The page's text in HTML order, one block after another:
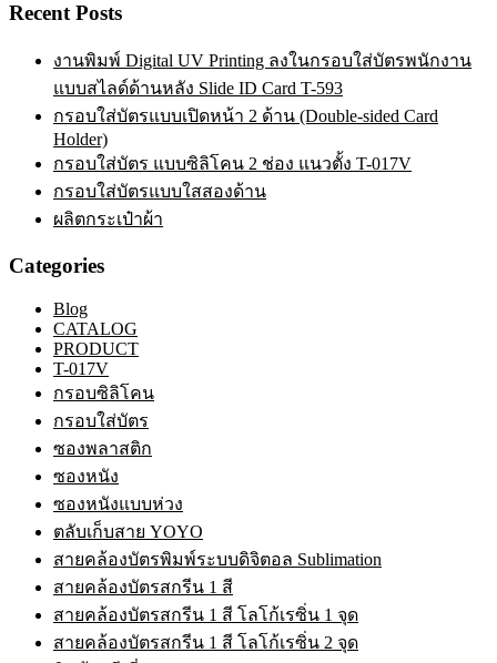
Recent Posts
งานพิมพ์ Digital UV Printing ลงในกรอบใส่บัตรพนักงาน
แบบสไลด์ด้านหลัง Slide ID Card T-593
กรอบใส่บัตรแบบเปิดหน้า 2 ด้าน (Double-sided Card
Holder)
กรอบใส่บัตร แบบซิลิโคน 2 ช่อง แนวตั้ง T-017V
กรอบใส่บัตรแบบใสสองด้าน
ผลิตกระเป๋าผ้า
Categories
Blog
CATALOG
PRODUCT
T-017V
กรอบซิลิโคน
กรอบใส่บัตร
ซองพลาสติก
ซองหนัง
ซองหนังแบบห่วง
ตลับเก็บสาย YOYO
สายคล้องบัตรพิมพ์ระบบดิจิตอล Sublimation
สายคล้องบัตรสกรีน 1 สี
สายคล้องบัตรสกรีน 1 สี โลโก้เรซิ่น 1 จุด
สายคล้องบัตรสกรีน 1 สี โลโก้เรซิ่น 2 จุด